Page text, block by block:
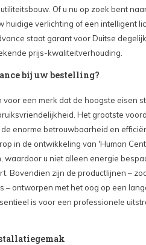
Of u nu op zoek bent
huidige verlichting of een intelligent
staat garant voor Duitse
prijs-kwaliteitverhouding.
bij uw bestelling?
voor een merk dat de hoogste eisen
Het grootste
enorme betrouwbaarheid en
in de ontwikkeling van 'Human
waardoor u niet alleen energie
Bovendien zijn de productlijnen –
– ontworpen met het oog op een
is voor een professionele